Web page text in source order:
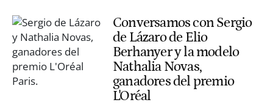
Conversamos con Sergio
de Lázaro de Elio
Berhanyer y la modelo
Nathalia Novas,
ganadores del premio
L'Oréal